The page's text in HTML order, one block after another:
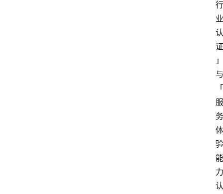
行
业
认
证
」
与
「
服
务
体
验
能
力
认